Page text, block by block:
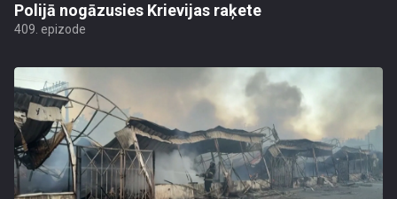
Polijā nogāzusies Krievijas raķete
409. epizode